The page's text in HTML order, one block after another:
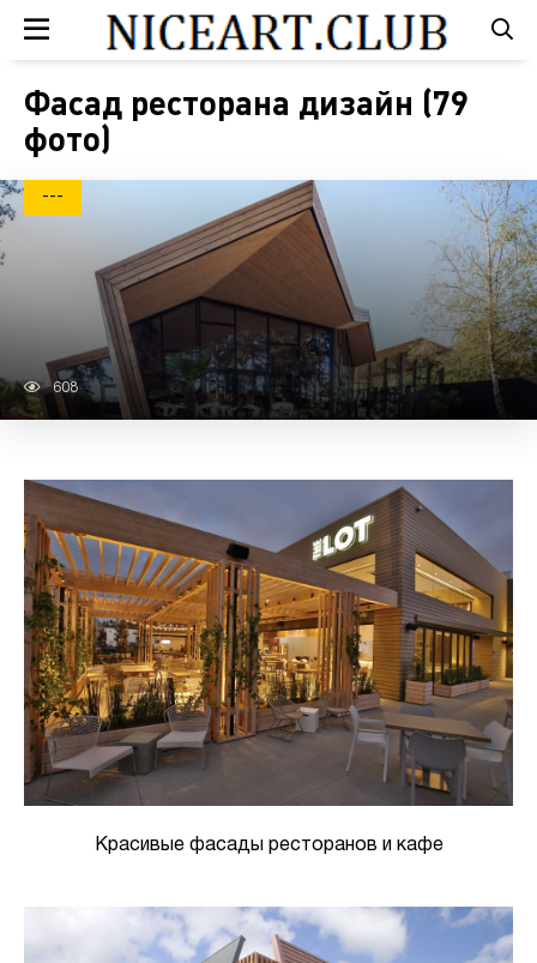
Фасад ресторана дизайн (79
фото)
---
608
Красивые фасады ресторанов и кафе